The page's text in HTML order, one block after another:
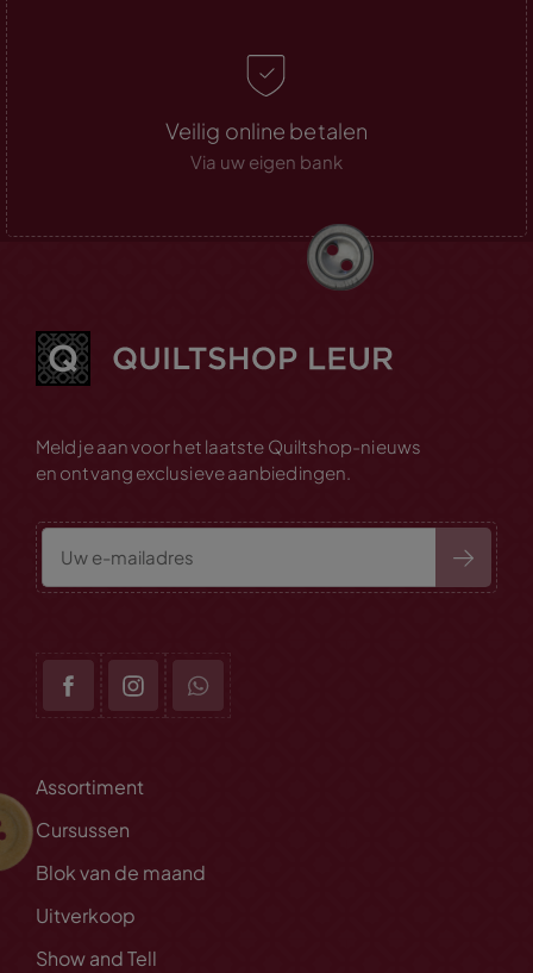
Veilig online betalen
Via uw eigen bank
Meld je aan voor het laatste Quiltshop-nieuws
en ontvang exclusieve aanbiedingen.
Assortiment
Cursussen
Blok van de maand
Uitverkoop
Show and Tell